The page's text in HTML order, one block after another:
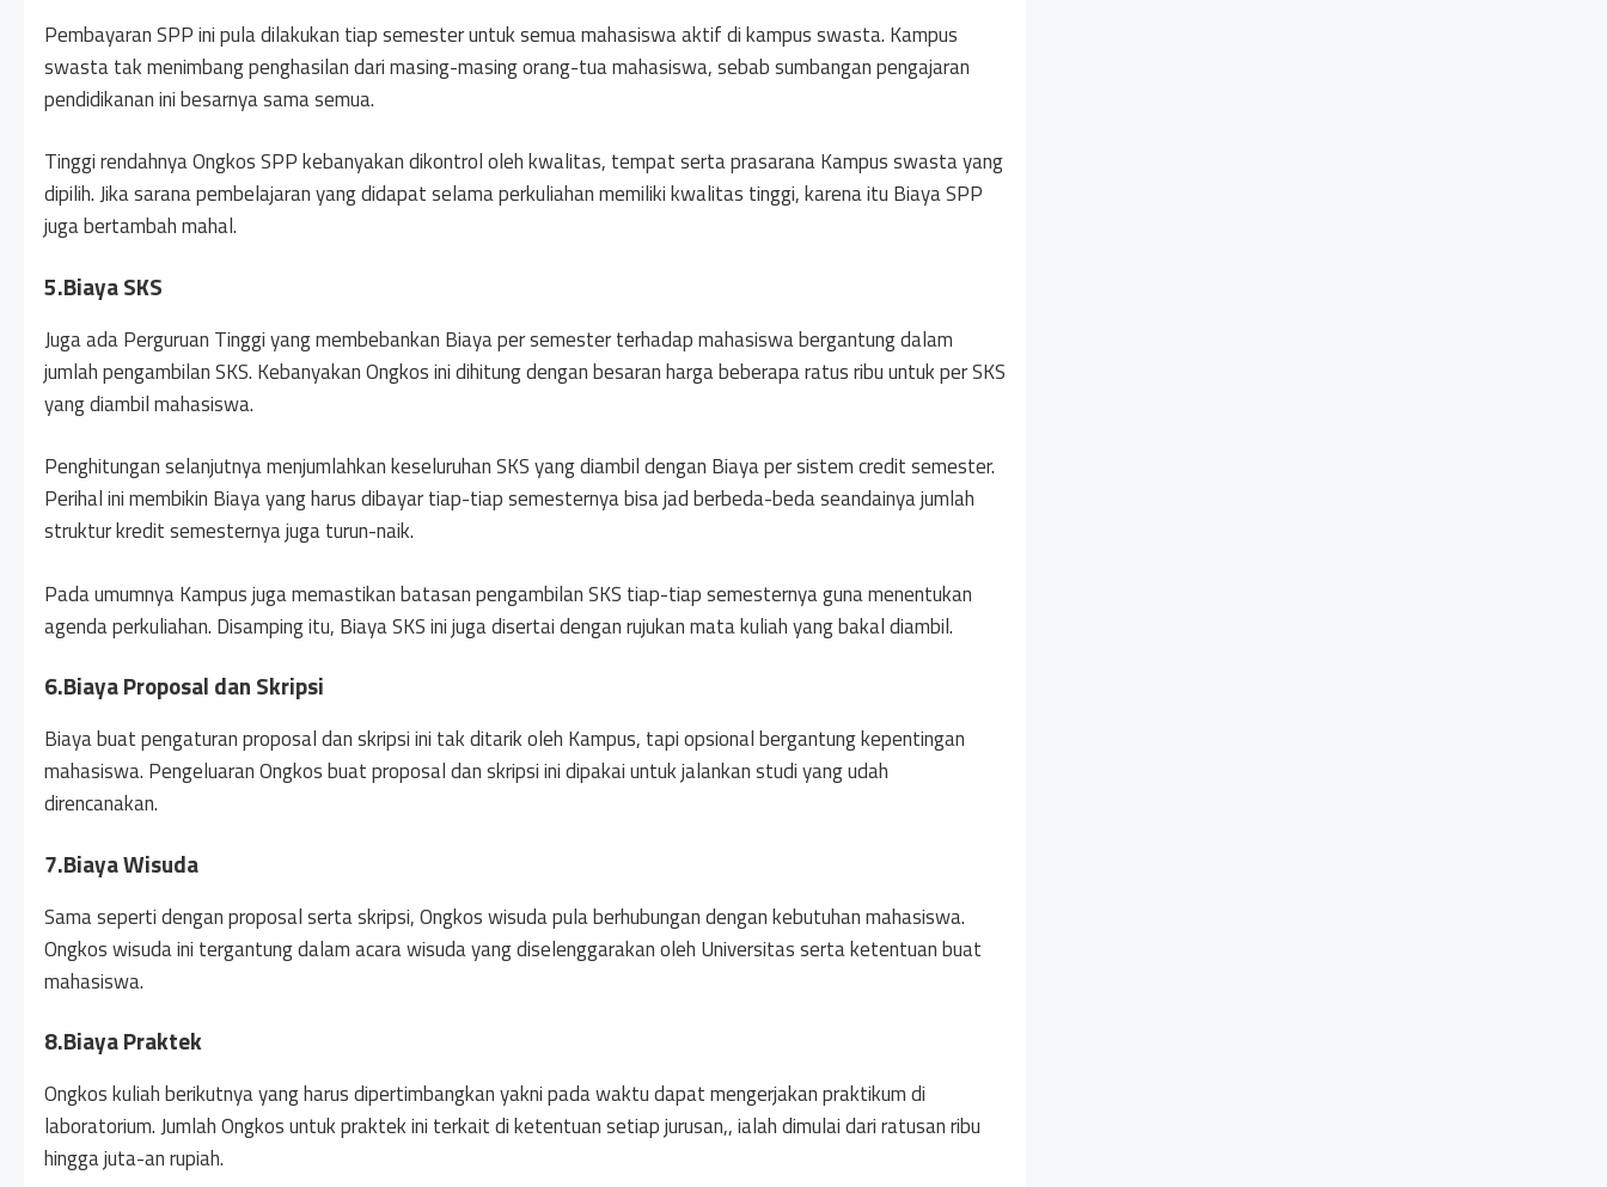
Pembayaran SPP ini pula dilakukan tiap semester untuk semua mahasiswa aktif di kampus swasta. Kampus
swasta tak menimbang penghasilan dari masing-masing orang-tua mahasiswa, sebab sumbangan pengajaran
pendidikanan ini besarnya sama semua.
Tinggi rendahnya Ongkos SPP kebanyakan dikontrol oleh kwalitas, tempat serta prasarana Kampus swasta yang
dipilih. Jika sarana pembelajaran yang didapat selama perkuliahan memiliki kwalitas tinggi, karena itu Biaya SPP
juga bertambah mahal.
5.Biaya SKS
Juga ada Perguruan Tinggi yang membebankan Biaya per semester terhadap mahasiswa bergantung dalam
jumlah pengambilan SKS. Kebanyakan Ongkos ini dihitung dengan besaran harga beberapa ratus ribu untuk per SKS
yang diambil mahasiswa.
Penghitungan selanjutnya menjumlahkan keseluruhan SKS yang diambil dengan Biaya per sistem credit semester.
Perihal ini membikin Biaya yang harus dibayar tiap-tiap semesternya bisa jad berbeda-beda seandainya jumlah
struktur kredit semesternya juga turun-naik.
Pada umumnya Kampus juga memastikan batasan pengambilan SKS tiap-tiap semesternya guna menentukan
agenda perkuliahan. Disamping itu, Biaya SKS ini juga disertai dengan rujukan mata kuliah yang bakal diambil.
6.Biaya Proposal dan Skripsi
Biaya buat pengaturan proposal dan skripsi ini tak ditarik oleh Kampus, tapi opsional bergantung kepentingan
mahasiswa. Pengeluaran Ongkos buat proposal dan skripsi ini dipakai untuk jalankan studi yang udah
direncanakan.
7.Biaya Wisuda
Sama seperti dengan proposal serta skripsi, Ongkos wisuda pula berhubungan dengan kebutuhan mahasiswa.
Ongkos wisuda ini tergantung dalam acara wisuda yang diselenggarakan oleh Universitas serta ketentuan buat
mahasiswa.
8.Biaya Praktek
Ongkos kuliah berikutnya yang harus dipertimbangkan yakni pada waktu dapat mengerjakan praktikum di
laboratorium. Jumlah Ongkos untuk praktek ini terkait di ketentuan setiap jurusan,, ialah dimulai dari ratusan ribu
hingga juta-an rupiah.